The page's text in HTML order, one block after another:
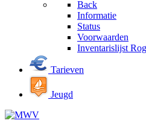
Back
Informatie
Status
Voorwaarden
Inventarislijst
Tarieven
Jeugd